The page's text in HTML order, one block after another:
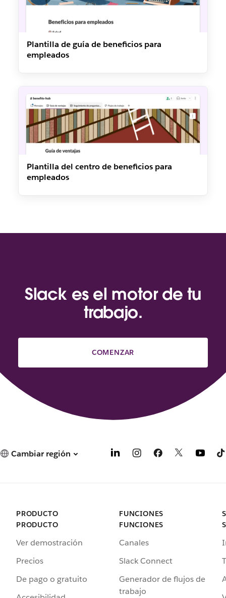
Plantilla de guía de beneficios para
empleados
Plantilla del centro de beneficios para
empleados
Slack es el motor de tu
trabajo.
COMENZAR
Cambiar región
PRODUCTO
PRODUCTO
Ver demostración
Precios
De pago o gratuito
FUNCIONES
FUNCIONES
Canales
Slack Connect
Generador de flujos de
trabajo